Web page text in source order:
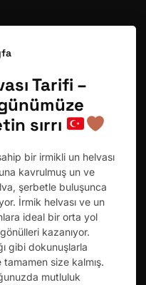
Tarifi –
sırrı
bir irmikli un helvası
kavrulmuş un ve
şerbetle buluşunca
İrmik helvası ve un
ideal bir orta yol
kazanıyor.
gibi dokunuşlarla
size kalmış.
mutluluk